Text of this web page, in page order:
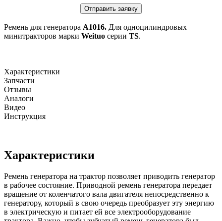
Отправить заявку
Ремень для генератора А1016. Для одноцилиндровых
минитракторов марки Weituo серии TS.
Характеристики
Запчасти
Отзывы
Аналоги
Видео
Инструкция
Характеристики
Ремень генератора на трактор позволяет приводить генератор
в рабочее состояние. Приводной ремень генератора передает
вращение от коленчатого вала двигателя непосредственно к
генератору, который в свою очередь преобразует эту энергию
в электрическую и питает ей все электрооборудование